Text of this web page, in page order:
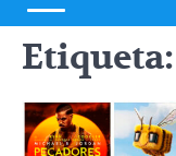
Etiqueta: